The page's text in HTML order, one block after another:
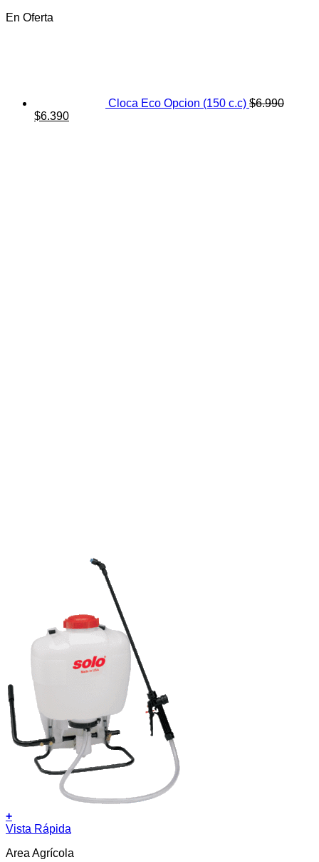
En Oferta
Cloca Eco Opcion (150 c.c) $6.990
El
$6.390El
+
Vista Rápida
Area Agrícola